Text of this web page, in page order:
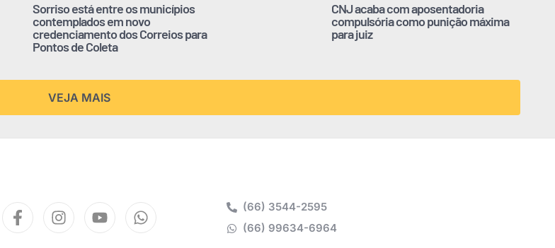
Sorriso está entre os municípios
contemplados em novo
credenciamento dos Correios para
Pontos de Coleta
CNJ acaba com aposentadoria
compulsória como punição máxima
para juiz
VEJA MAIS
(66) 3544-2595
(66) 99634-6964